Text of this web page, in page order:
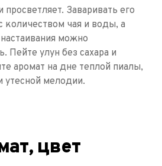
Заваривать его
количеством чая и воды, а
можно
Пейте улун без сахара и
аромат на дне теплой пиалы,
утесной мелодии.
цвет